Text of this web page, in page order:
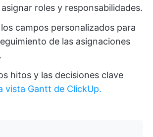
roles y responsabilidades.
campos personalizados para
de las asignaciones
hitos y las decisiones clave
vista Gantt de ClickUp.